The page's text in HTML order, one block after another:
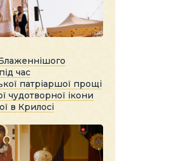
час
патріаршої прощі
чудотворної ікони
в Крилосі